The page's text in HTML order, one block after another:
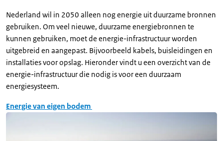
Nederland wil in 2050 alleen nog energie uit duurzame bronnen
gebruiken. Om veel nieuwe, duurzame energiebronnen te
kunnen gebruiken, moet de energie-infrastructuur worden
uitgebreid en aangepast. Bijvoorbeeld kabels, buisleidingen en
installaties voor opslag. Hieronder vindt u een overzicht van de
energie-infrastructuur die nodig is voor een duurzaam
energiesysteem.
Energie van eigen bodem